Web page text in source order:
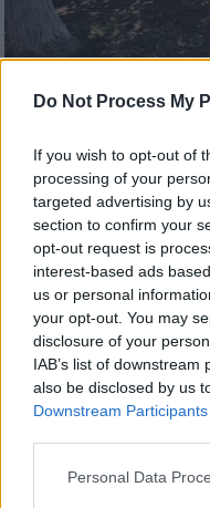
Do Not Process My
If you wish to opt-out of
processing of your
targeted advertising by
section to confirm your
opt-out request is
interest-based ads
us or personal
your opt-out. You may
disclosure of your
IAB’s list of
also be disclosed by us
Downstream Participants
Please note that this
Personal Data
Ελλάδα|31.07.2026
Εξιτήριο πήρε
δέχτηκε
Πολίχνη
Απροσδιόριστο
λύκο - Άμεση
Παύλου Μελά